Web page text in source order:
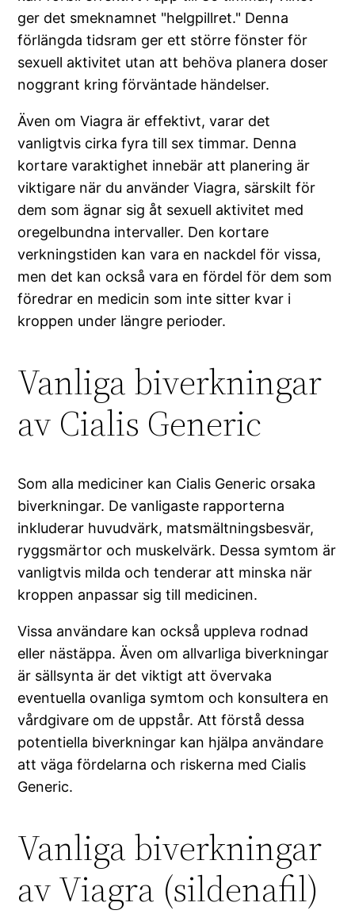
ger det smeknamnet "helgpillret." Denna
förlängda tidsram ger ett större fönster för
sexuell aktivitet utan att behöva planera doser
noggrant kring förväntade händelser.
Även om Viagra är effektivt, varar det
vanligtvis cirka fyra till sex timmar. Denna
kortare varaktighet innebär att planering är
viktigare när du använder Viagra, särskilt för
dem som ägnar sig åt sexuell aktivitet med
oregelbundna intervaller. Den kortare
verkningstiden kan vara en nackdel för vissa,
men det kan också vara en fördel för dem som
föredrar en medicin som inte sitter kvar i
kroppen under längre perioder.
Vanliga biverkningar
av Cialis Generic
Som alla mediciner kan Cialis Generic orsaka
biverkningar. De vanligaste rapporterna
inkluderar huvudvärk, matsmältningsbesvär,
ryggsmärtor och muskelvärk. Dessa symtom är
vanligtvis milda och tenderar att minska när
kroppen anpassar sig till medicinen.
Vissa användare kan också uppleva rodnad
eller nästäppa. Även om allvarliga biverkningar
är sällsynta är det viktigt att övervaka
eventuella ovanliga symtom och konsultera en
vårdgivare om de uppstår. Att förstå dessa
potentiella biverkningar kan hjälpa användare
att väga fördelarna och riskerna med Cialis
Generic.
Vanliga biverkningar
av Viagra (sildenafil)